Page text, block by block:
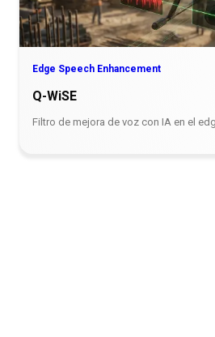
Edge Speech Enhancement
Q-WiSE
Filtro de mejora de voz con IA en el